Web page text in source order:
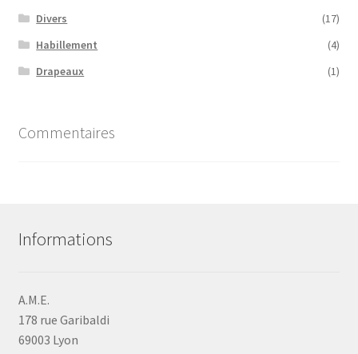
Divers
(17)
Habillement
(4)
Drapeaux
(1)
Commentaires
Informations
A.M.E.
178 rue Garibaldi
69003 Lyon